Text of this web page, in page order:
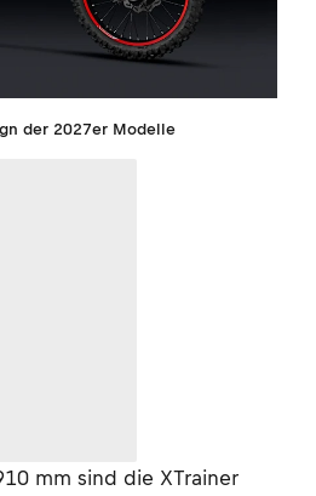
der 2027er Modelle
mm sind die XTrainer